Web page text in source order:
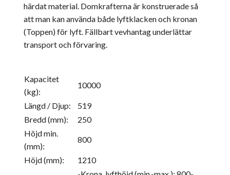
härdat material. Domkrafterna är konstruerade så
att man kan använda både lyftklacken och kronan
(Toppen) för lyft. Fällbart vevhantag underlättar
transport och förvaring.
Kapacitet
(kg):
10000
Längd / Djup:
519
Bredd (mm):
250
Höjd min.
(mm):
800
Höjd (mm): 1210